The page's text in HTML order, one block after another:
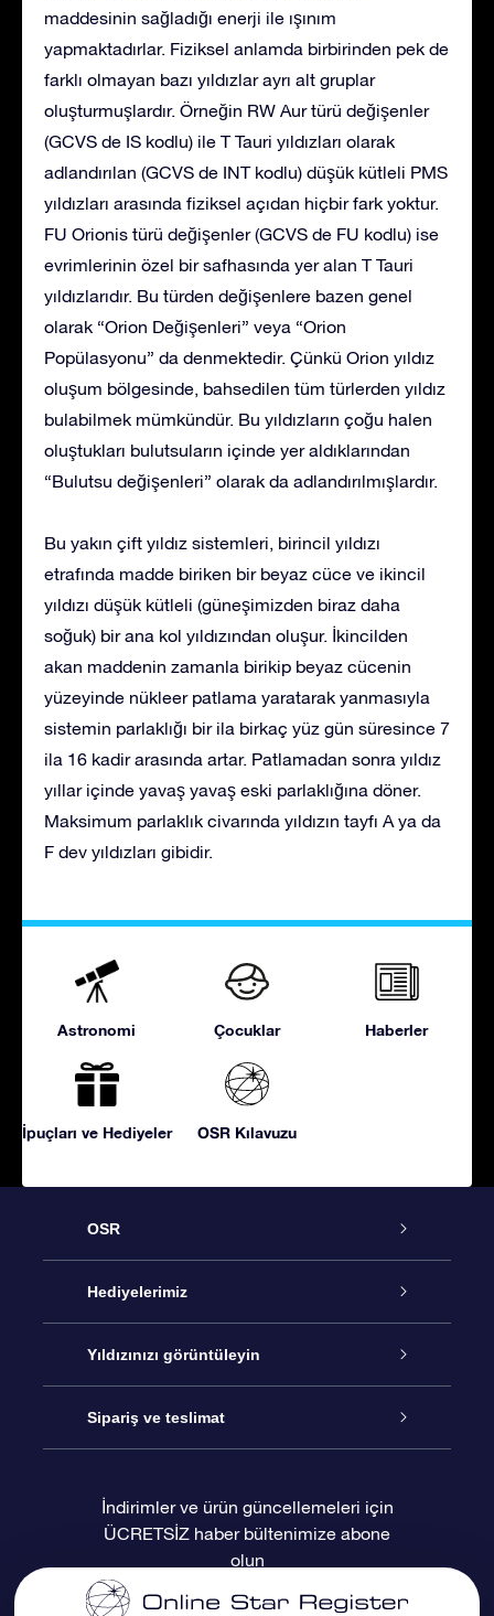
maddesinin sağladığı enerji ile ışınım
yapmaktadırlar. Fiziksel anlamda birbirinden pek de
farklı olmayan bazı yıldızlar ayrı alt gruplar
oluşturmuşlardır. Örneğin RW Aur türü değişenler
(GCVS de IS kodlu) ile T Tauri yıldızları olarak
adlandırılan (GCVS de INT kodlu) düşük kütleli PMS
yıldızları arasında fiziksel açıdan hiçbir fark yoktur.
FU Orionis türü değişenler (GCVS de FU kodlu) ise
evrimlerinin özel bir safhasında yer alan T Tauri
yıldızlarıdır. Bu türden değişenlere bazen genel
olarak “Orion Değişenleri” veya “Orion
Popülasyonu” da denmektedir. Çünkü Orion yıldız
oluşum bölgesinde, bahsedilen tüm türlerden yıldız
bulabilmek mümkündür. Bu yıldızların çoğu halen
oluştukları bulutsuların içinde yer aldıklarından
“Bulutsu değişenleri” olarak da adlandırılmışlardır.
Bu yakın çift yıldız sistemleri, birincil yıldızı
etrafında madde biriken bir beyaz cüce ve ikincil
yıldızı düşük kütleli (güneşimizden biraz daha
soğuk) bir ana kol yıldızından oluşur. İkincilden
akan maddenin zamanla birikip beyaz cücenin
yüzeyinde nükleer patlama yaratarak yanmasıyla
sistemin parlaklığı bir ila birkaç yüz gün süresince 7
ila 16 kadir arasında artar. Patlamadan sonra yıldız
yıllar içinde yavaş yavaş eski parlaklığına döner.
Maksimum parlaklık civarında yıldızın tayfı A ya da
F dev yıldızları gibidir.
Astronomi Çocuklar Haberler
İpuçları ve Hediyeler OSR Kılavuzu
OSR
Hizmet
İletişim
Blogu
Değerlendirmeler
Hediyelerimiz
Çevrimiçi Yıldız Hediyesi
OSR Hediye Paketi
OSR Hediye Kartı
Kurumsal hediyeler
Yıldızınızı görüntüleyin
Star Register
Kişiselleştirilmiş Yıldız Sayfası
Bir Milyon Yıldız
Sipariş ve teslimat
Ödeme bilgileri
Sevkiyat bilgileri
İndirimler ve ürün güncellemeleri için
ÜCRETSİZ haber bültenimize abone
olun